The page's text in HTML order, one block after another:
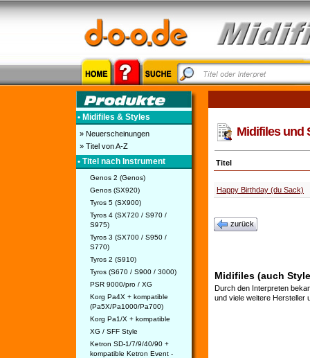
• Midifiles & Styles
» Neuerscheinungen
» Titel von A-Z
• Titel nach Instrument
Genos 2 (Genos)
Genos (SX920)
Tyros 5 (SX900)
Tyros 4 (SX720 / S970 /
S975)
Tyros 3 (SX700 / S950 /
S770)
Tyros 2 (S910)
Tyros (S670 / S900 / 3000)
PSR 9000/pro / XG
Korg Pa4X + kompatible
(Pa5X/Pa1000/Pa700)
Korg Pa1/X + kompatible
XG / SFF Style
Ketron SD-1/7/9/40/90 +
kompatible Ketron Event -
Midifiles und
Titel
Happy Birthday (du Sack)
zurück
Midifiles (auch
Durch den Interpreten
und viele weitere Hersteller